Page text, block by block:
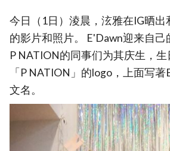
今日（1日）淩晨，泫雅在IG晒出
的影片和照片。 E'Dawn迎来自己
P NATION的同事们为其庆生，
「P NATION」的logo，上面写
文名。